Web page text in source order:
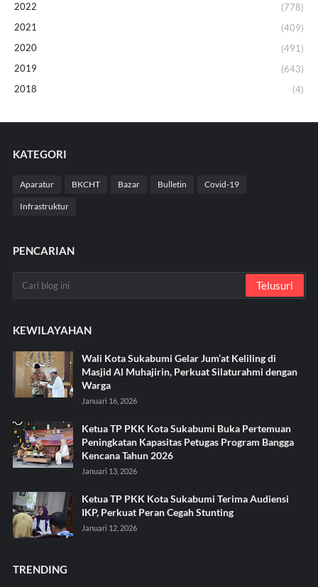
2022
(778)
2021
(409)
2020
(491)
2019
(643)
2018
(4)
KATEGORI
Aparatur BKCHT Bazar Bulletin Covid-19
Infrastruktur
PENCARIAN
KEWILAYAHAN
Wali Kota Sukabumi Gelar Jum’at Keliling di
Masjid Al Muhajirin, Perkuat Silaturahmi dengan
Warga
Januari 16, 2026
Ketua TP PKK Kota Sukabumi Buka Pertemuan
Peningkatan Kapasitas Petugas Program Bangga
Kencana Tahun 2026
Januari 13, 2026
Ketua TP PKK Kota Sukabumi Terima Audiensi
IKP, Perkuat Peran Cegah Stunting
Januari 12, 2026
TRENDING